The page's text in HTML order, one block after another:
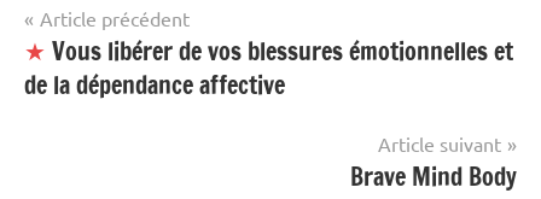
Navigation
de
l’article
Article précédent
★ Vous libérer de vos blessures émotionnelles et
de la dépendance affective
Article suivant
Brave Mind Body